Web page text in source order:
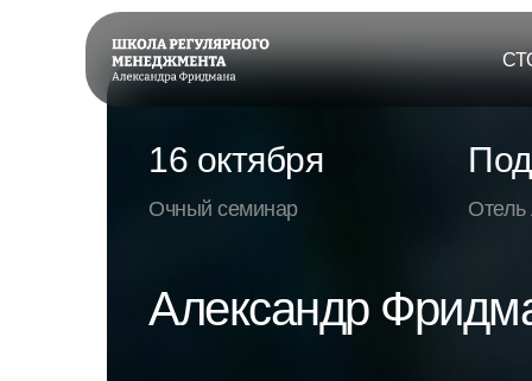
Александр
Очный семинар
16 октября
Отель